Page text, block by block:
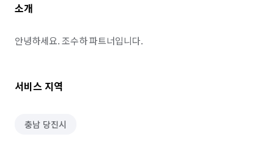
소개
안녕하세요. 조수하 파트너입니다.
서비스 지역
충남 당진시